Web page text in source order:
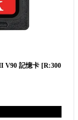
V90 記憶卡 [R:300